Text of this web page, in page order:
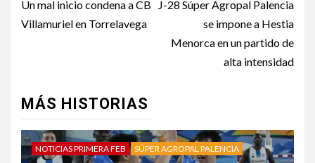
Un mal inicio condena a CB
Villamuriel en Torrelavega
J-28 Súper Agropal Palencia
se impone a Hestia
Menorca en un partido de
alta intensidad
MÁS HISTORIAS
NOTICIAS PRIMERA FEB SÚPER AGROPAL PALENCIA